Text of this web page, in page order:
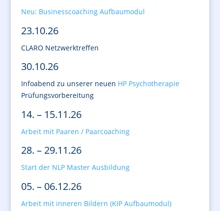
Neu: Businesscoaching Aufbaumodul
23.10.26
CLARO Netzwerktreffen
30.10.26
Infoabend zu unserer neuen HP Psychotherapie
Prüfungsvorbereitung
14. – 15.11.26
Arbeit mit Paaren / Paarcoaching
28. – 29.11.26
Start der NLP Master Ausbildung
05. – 06.12.26
Arbeit mit inneren Bildern (KIP Aufbaumodul)